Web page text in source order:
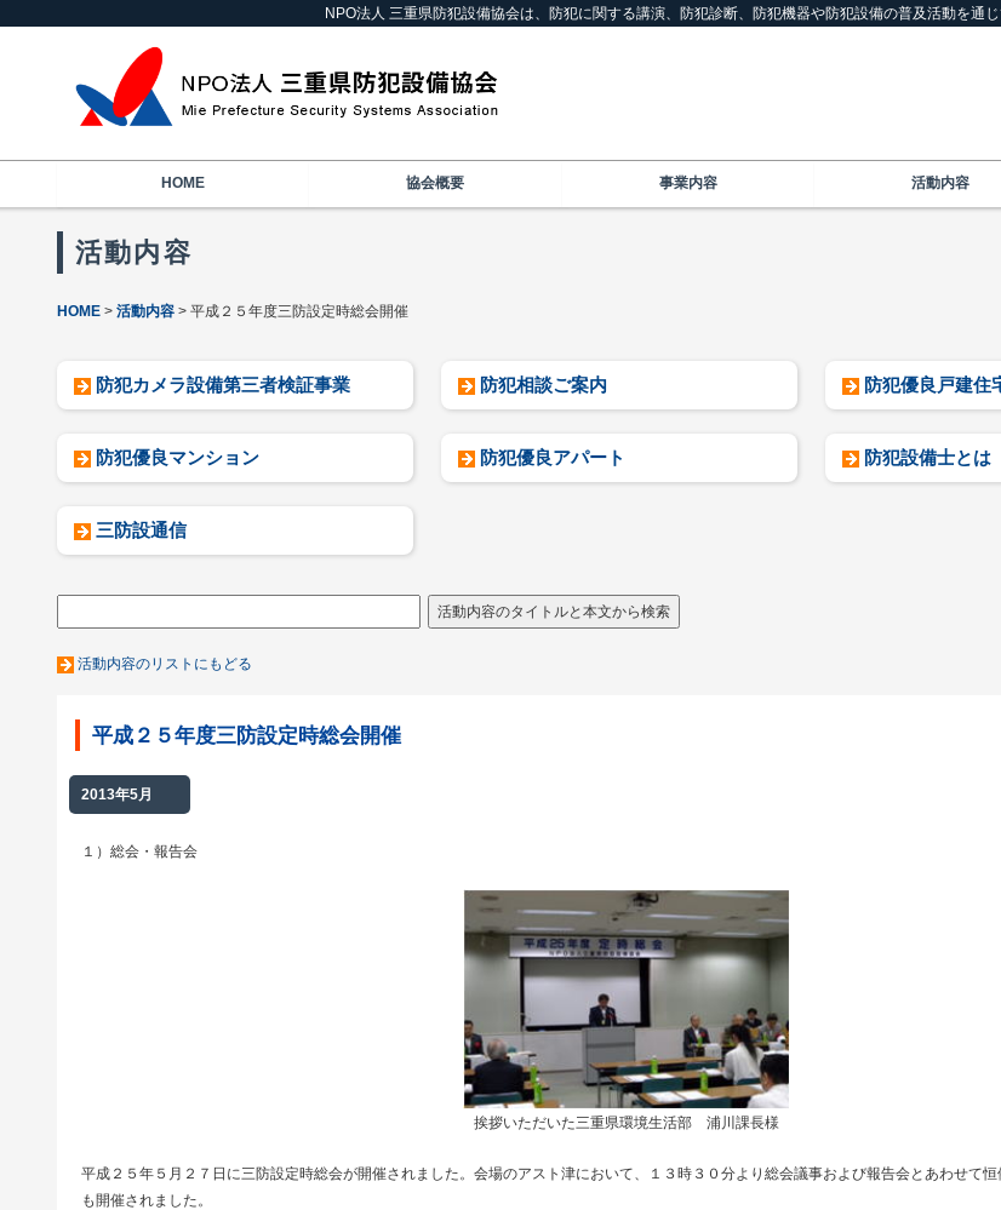
NPO法人 三重県防犯設備協会は、防犯に関する講演、防犯診断、防犯機器や防犯設備の普及活動を通
HOME 協会概要 事業内容 活動内容
活動内容
HOME 活動内容 平成２５年度三防設定時総会開催
防犯カメラ設備第三者検証事業 防犯相談ご案内 防犯優良戸建住
防犯優良マンション 防犯優良アパート 防犯設備士とは
三防設通信
活動内容のリストにもどる
平成２５年度三防設定時総会開催
2013年5月
１）総会・報告会
挨拶いただいた三重県環境生活部 浦川課長様
平成２５年５月２７日に三防設定時総会が開催されました。会場のアスト津において、１３時３０分より総会議事および報告会とあわせて
も開催されました。